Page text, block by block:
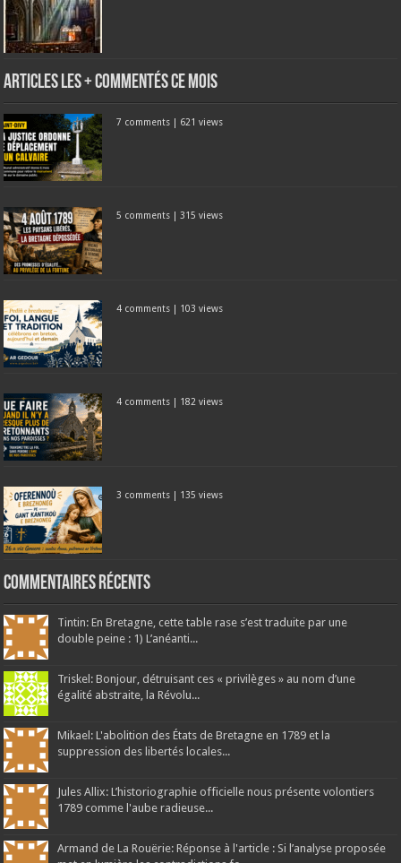
Articles les + commentés ce mois
7 comments | 621 views
5 comments | 315 views
4 comments | 103 views
4 comments | 182 views
3 comments | 135 views
Commentaires récents
Tintin: En Bretagne, cette table rase s’est traduite par une
double peine : 1) L’anéanti...
Triskel: Bonjour, détruisant ces « privilèges » au nom d’une
égalité abstraite, la Révolu...
Mikael: L'abolition des États de Bretagne en 1789 et la
suppression des libertés locales...
Jules Allix: L’historiographie officielle nous présente volontiers
1789 comme l'aube radieuse...
Armand de La Rouërie: Réponse à l'article : Si l’analyse proposée